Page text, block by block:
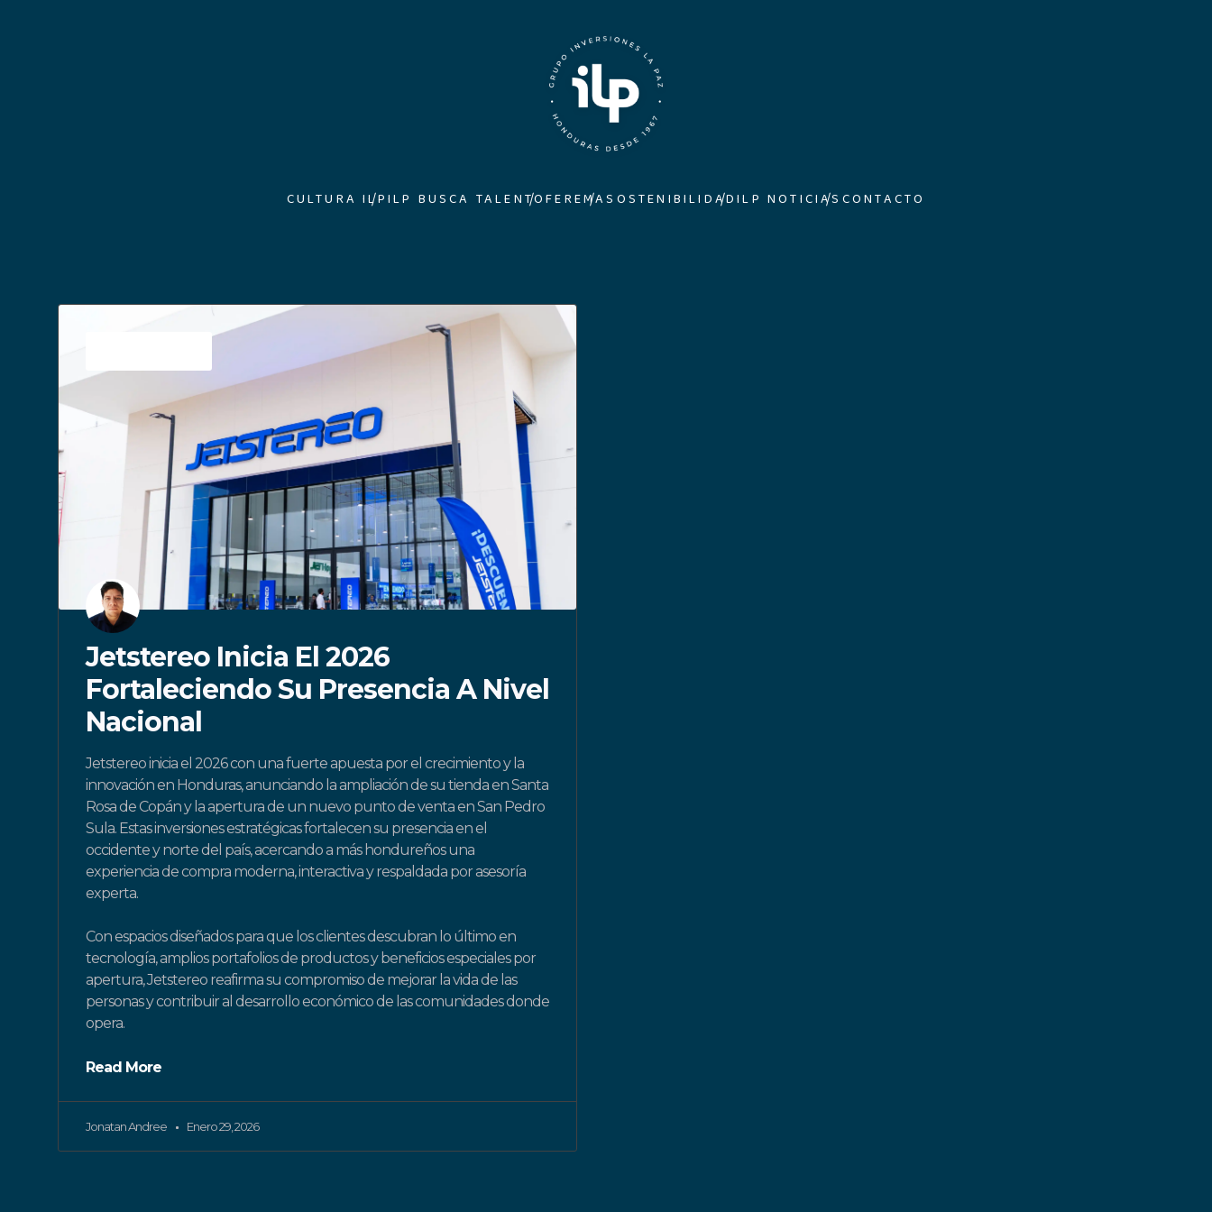
CULTURA ILPILP BUSCA TALENTOFEREMASOSTENIBILIDADILP NOTICIAS CONTACTO
Jetstereo Inicia El 2026
Fortaleciendo Su Presencia A Nivel
Nacional
Jetstereo inicia el 2026 con una fuerte apuesta por el crecimiento y la
innovación en Honduras, anunciando la ampliación de su tienda en Santa
Rosa de Copán y la apertura de un nuevo punto de venta en San Pedro
Sula. Estas inversiones estratégicas fortalecen su presencia en el
occidente y norte del país, acercando a más hondureños una
experiencia de compra moderna, interactiva y respaldada por asesoría
experta.
Con espacios diseñados para que los clientes descubran lo último en
tecnología, amplios portafolios de productos y beneficios especiales por
apertura, Jetstereo reafirma su compromiso de mejorar la vida de las
personas y contribuir al desarrollo económico de las comunidades donde
opera.
Read More
Jonatan Andree Enero 29, 2026